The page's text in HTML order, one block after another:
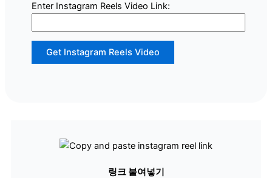
Enter Instagram Reels Video Link:
Get Instagram Reels Video
링크 붙여넣기